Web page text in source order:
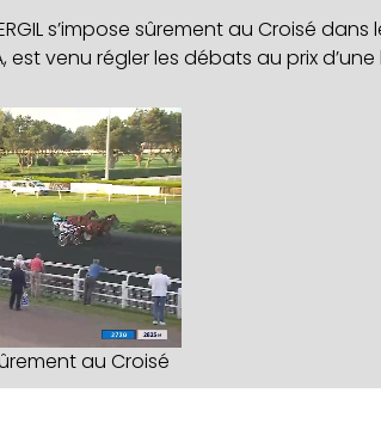
s’impose sûrement au Croisé dans
venu régler les débats au prix
au Croisé